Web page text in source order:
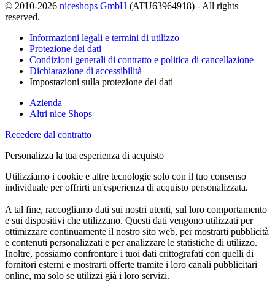
© 2010-2026 niceshops GmbH (ATU63964918) - All rights
reserved.
Informazioni legali e termini di utilizzo
Protezione dei dati
Condizioni generali di contratto e politica di cancellazione
Dichiarazione di accessibilità
Impostazioni sulla protezione dei dati
Azienda
Altri nice Shops
Recedere dal contratto
Personalizza la tua esperienza di acquisto
Utilizziamo i cookie e altre tecnologie solo con il tuo consenso
individuale per offrirti un'esperienza di acquisto personalizzata.
A tal fine, raccogliamo dati sui nostri utenti, sul loro comportamento
e sui dispositivi che utilizzano. Questi dati vengono utilizzati per
ottimizzare continuamente il nostro sito web, per mostrarti pubblicità
e contenuti personalizzati e per analizzare le statistiche di utilizzo.
Inoltre, possiamo confrontare i tuoi dati crittografati con quelli di
fornitori esterni e mostrarti offerte tramite i loro canali pubblicitari
online, ma solo se utilizzi già i loro servizi.